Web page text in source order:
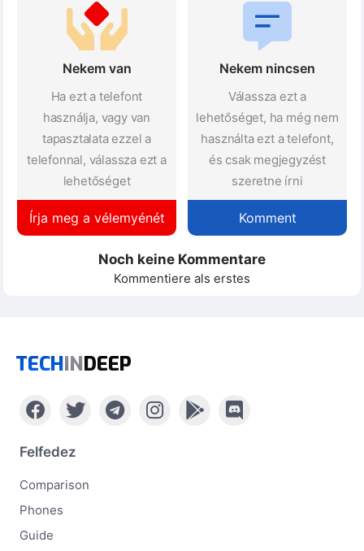
Nekem van
Ha ezt a telefont
használja, vagy van
tapasztalata ezzel a
telefonnal, válassza ezt a
lehetőséget
Írja meg a vélemyénét
Nekem nincsen
Válassza ezt a
lehetőséget, ha még nem
használta ezt a telefont,
és csak megjegyzést
szeretne írni
Komment
Noch keine Kommentare
Kommentiere als erstes
TECHINDEEP
Felfedez
Comparison
Phones
Guide